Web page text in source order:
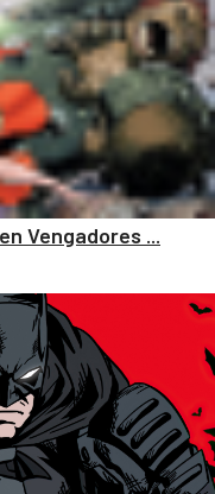
Vengadores ...